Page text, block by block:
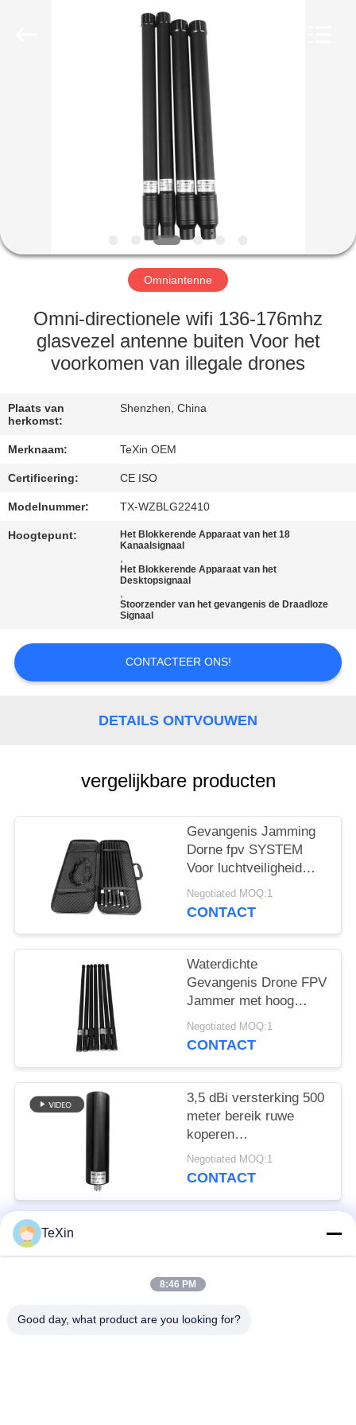
FABRIEKSREIS
KWALITEITSCONTROLE
CONTACTEER
BLOGGEN
VERZOEK
SITEMAP
PRIVACY
Omniantenne
Omni-directionele wifi 136-176mhz
glasvezel antenne buiten Voor het
voorkomen van illegale drones
Plaats van
herkomst:
Shenzhen, China
Merknaam: TeXin OEM
Certificering: CE ISO
Modelnummer: TX-WZBLG22410
Hoogtepunt:
Het Blokkerende Apparaat van het 18
Kanaalsignaal
,
Het Blokkerende Apparaat van het
Desktopsignaal
,
Stoorzender van het gevangenis de Draadloze
Signaal
CONTACTEER ONS!
DETAILS ONTVOUWEN
vergelijkbare producten
Gevangenis Jamming
Dorne fpv SYSTEM
Voor luchtveiligheid
800mhz 900mhz
1200mhz 2400mhz
Negotiated MOQ:1
CONTACT
Waterdichte
Gevangenis Drone FPV
Jammer met hoog
vermogen multi-band
Systeem
Negotiated MOQ:1
CONTACT
3,5 dBi versterking 500
meter bereik ruwe
koperen
glasvezelantenne voor
drone-verdediging
Negotiated MOQ:1
CONTACT
populaire categorieën
module
TeXin
8:46 PM
Good day, what product are you looking for?